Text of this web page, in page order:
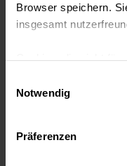
Browser speichern.
insgesamt
eingesetzt werden.
Es steht Ihnen frei,
Cookies zu benutzen,
Notwendig
Präferenzen
*Anrede